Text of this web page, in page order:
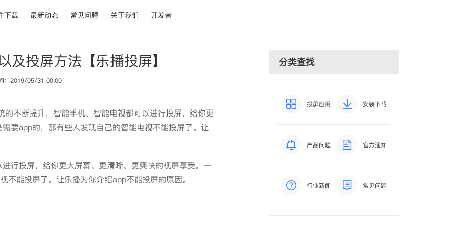
下载 最新动态 常见问题 关于我们 开发者
及投屏方法【乐播投屏】
：2019/05/31 00:00
不断提升，智能手机、智能电视都可以进行投屏，给你更
要app的，那有些人发现自己的智能电视不能投屏了。让
行投屏，给你更大屏幕、更清晰、更爽快的视屏享受。一
不能投屏了。让乐播为你介绍app不能投屏的原因。
分类查找
投屏应用 安装下载
产品问题 官方通知
行业新闻 常见问题